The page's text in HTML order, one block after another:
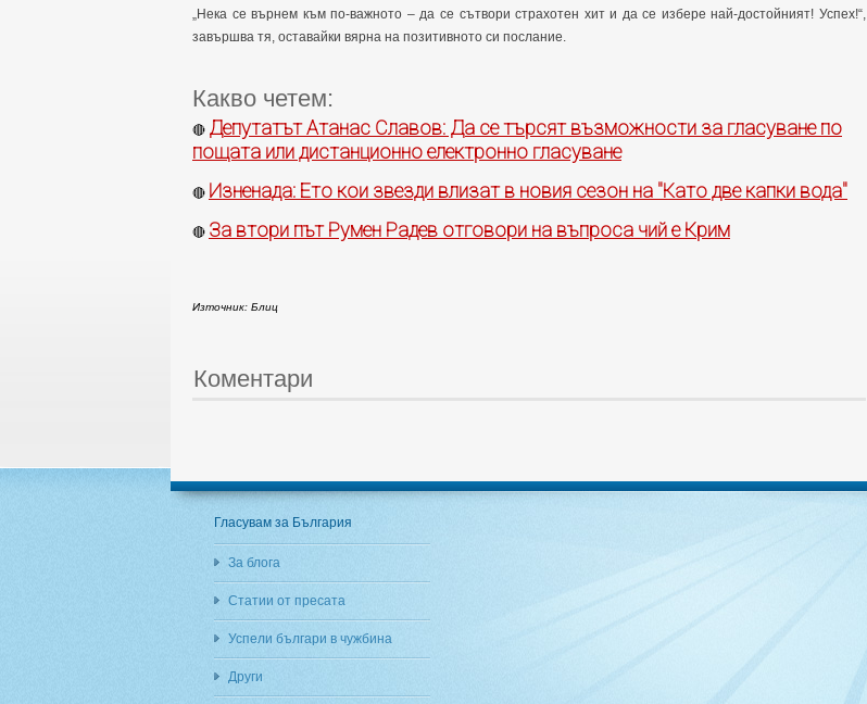
„Нека се върнем към по-важното – да се сътвори страхотен хит и да се избере най-достойният! Успех!“,
завършва тя, оставайки вярна на позитивното си послание.
Какво четем:
🔴 Депутатът Атанас Славов: Да се търсят възможности за гласуване по
пощата или дистанционно електронно гласуване
🔴 Изненада: Ето кои звезди влизат в новия сезон на "Като две капки вода"
🔴 За втори път Румен Радев отговори на въпроса чий е Крим
Източник: Блиц
Коментари
Гласувам за България
За блога
Статии от пресата
Успели българи в чужбина
Други